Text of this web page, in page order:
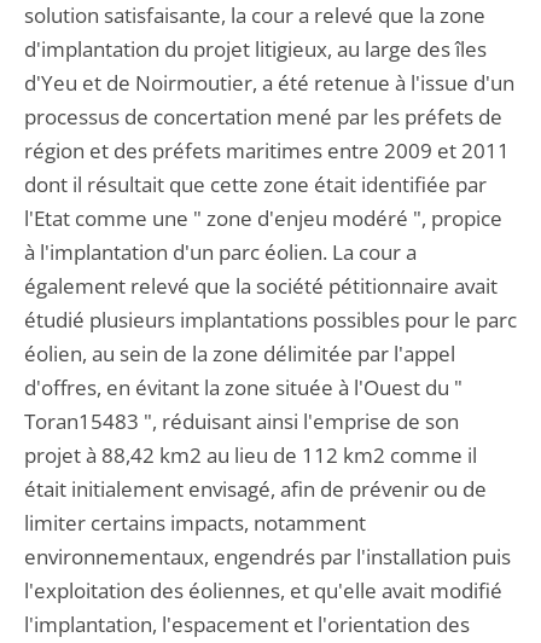
solution satisfaisante, la cour a relevé que la zone
d'implantation du projet litigieux, au large des îles
d'Yeu et de Noirmoutier, a été retenue à l'issue d'un
processus de concertation mené par les préfets de
région et des préfets maritimes entre 2009 et 2011
dont il résultait que cette zone était identifiée par
l'Etat comme une " zone d'enjeu modéré ", propice
à l'implantation d'un parc éolien. La cour a
également relevé que la société pétitionnaire avait
étudié plusieurs implantations possibles pour le parc
éolien, au sein de la zone délimitée par l'appel
d'offres, en évitant la zone située à l'Ouest du "
Toran15483 ", réduisant ainsi l'emprise de son
projet à 88,42 km2 au lieu de 112 km2 comme il
était initialement envisagé, afin de prévenir ou de
limiter certains impacts, notamment
environnementaux, engendrés par l'installation puis
l'exploitation des éoliennes, et qu'elle avait modifié
l'implantation, l'espacement et l'orientation des